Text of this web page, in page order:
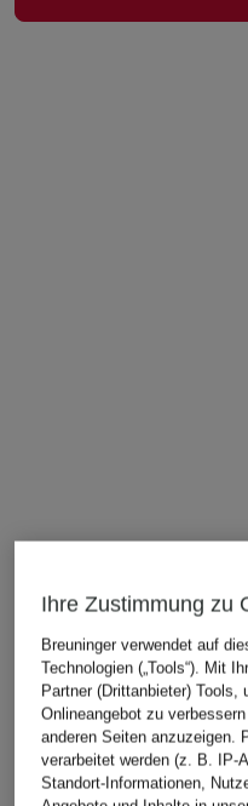
ÄHNLICHE ARTIKEL
Ihre Zustimmung zu
Breuninger verwendet auf
Technologien („Tools“). Mit
Partner (Drittanbieter) Tools,
Onlineangebot zu
anderen Seiten anzuzeigen.
verarbeitet werden (z. B. IP-
Standort-Informationen,